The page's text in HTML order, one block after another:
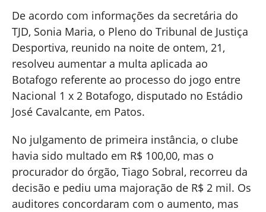
De acordo com informações da secretária do
TJD, Sonia Maria, o Pleno do Tribunal de Justiça
Desportiva, reunido na noite de ontem, 21,
resolveu aumentar a multa aplicada ao
Botafogo referente ao processo do jogo entre
Nacional 1 x 2 Botafogo, disputado no Estádio
José Cavalcante, em Patos.
No julgamento de primeira instância, o clube
havia sido multado em R$ 100,00, mas o
procurador do órgão, Tiago Sobral, recorreu da
decisão e pediu uma majoração de R$ 2 mil. Os
auditores concordaram com o aumento, mas